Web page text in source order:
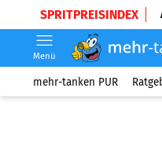
SPRITPREISINDEX
Menü
mehr-tanken PUR